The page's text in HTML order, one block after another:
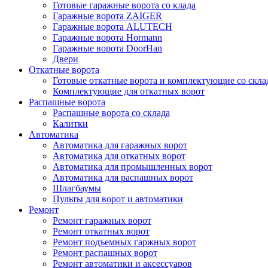
Готовые гаражные ворота со клада
Гаражные ворота ZAIGER
Гаражные ворота ALUTECH
Гаражные ворота Hormann
Гаражные ворота DoorHan
Двери
Откатные ворота
Готовые откатные ворота и комплектующие со
Комплектующие для откатных ворот
Распашные ворота
Распашные ворота со склада
Калитки
Автоматика
Автоматика для гаражных ворот
Автоматика для откатных ворот
Автоматика для промышленных ворот
Автоматика для распашных ворот
Шлагбаумы
Пульты для ворот и автоматики
Ремонт
Ремонт гаражных ворот
Ремонт откатных ворот
Ремонт подъемных гаржных ворот
Ремонт распашных ворот
Ремонт автоматики и аксессуаров